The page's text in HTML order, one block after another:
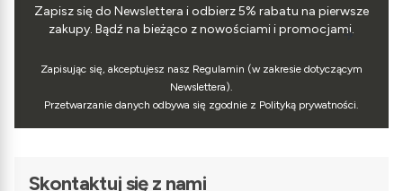
Zapisz się do Newslettera i odbierz 5% rabatu na pierwsze
zakupy. Bądź na bieżąco z nowościami i promocjami.
Zapisując się, akceptujesz nasz Regulamin (w zakresie dotyczącym
Newslettera).
Przetwarzanie danych odbywa się zgodnie z Polityką prywatności.
Skontaktuj się z nami